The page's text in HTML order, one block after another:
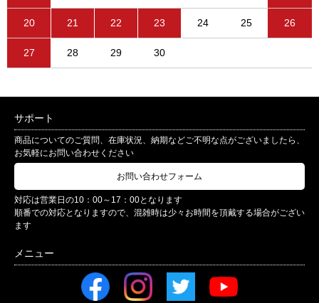
20 21 22 23 24 25 26
27 28 29 30
サポート
商品についてのご質問、在庫状況、納期などご不明な点がございましたら、
お気軽にお問い合わせください
お問い合わせフォーム
対応は営業日の10：00～17：00となります
順番での対応となりますので、混雑時は少々お時間を頂戴する場合がござい
ます